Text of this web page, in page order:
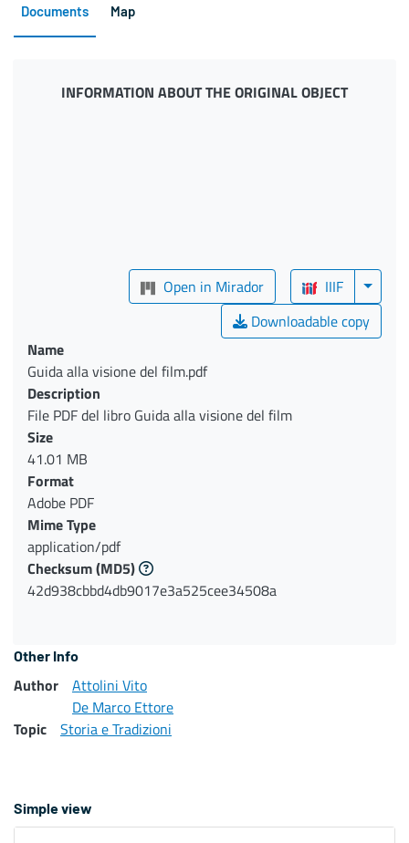
Documents Map
INFORMATION ABOUT THE ORIGINAL OBJECT
Open in Mirador
IIIF
Downloadable copy
Name
Guida alla visione del film.pdf
Description
File PDF del libro Guida alla visione del film
Size
41.01 MB
Format
Adobe PDF
Mime Type
application/pdf
Checksum(MD5)
42d938cbbd4db9017e3a525cee34508a
Other Info
Author
Attolini Vito
De Marco Ettore
Topic
Storia e Tradizioni
Simple view